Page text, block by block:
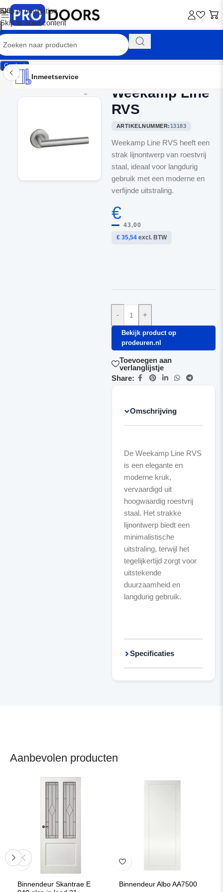
Skip to navigation
Skip to main content
Contact
Inmeetservice
Montageservice
Advies op maat
Showroom
Inmeetservice
Weekamp Line
RVS
ARTIKELNUMMER:13183
Weekamp Line RVS heeft een
strak lijnontwerp van roestvrij
staal, ideaal voor langdurig
gebruik met een moderne en
verfijnde uitstraling.
€
43,00
€ 35,54excl. BTW
- +
Bekijk product op
prodeuren.nl
Toevoegen aan
verlanglijstje
Share:
Omschrijving
De Weekamp Line RVS
is een elegante en
moderne kruk,
vervaardigd uit
hoogwaardig roestvrij
staal. Het strakke
lijnontwerp biedt een
minimalistische
uitstraling, terwijl het
tegelijkertijd zorgt voor
uitstekende
duurzaamheid en
langdurig gebruik.
Specificaties
Aanbevolen producten
Binnendeur Skantrae E
Binnendeur Albo AA7500